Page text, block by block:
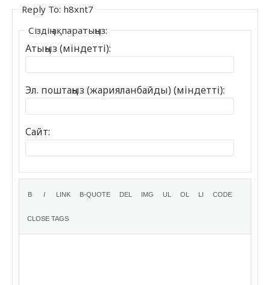
Reply To: h8xnt7
Сіздің ақпаратыңыз:
Атыңыз (міндетті):
Эл. поштаңыз (жарияланбайды) (міндетті):
Сайт: